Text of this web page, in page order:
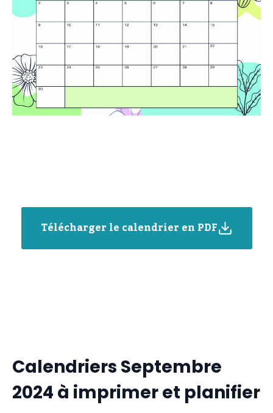
Télécharger le calendrier en PDF
Calendriers Septembre
2024 à imprimer et planifier